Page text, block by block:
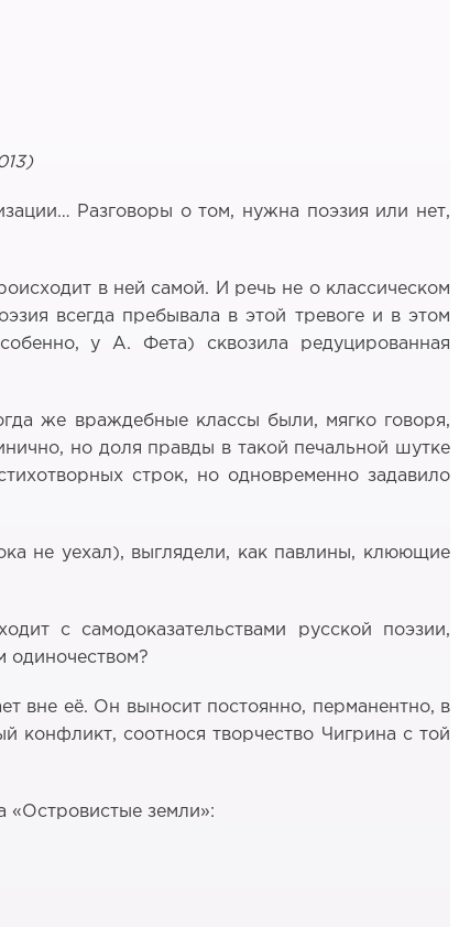
Разговоры о том, нужна поэзия или нет,
в ней самой. И речь не о классическом
всегда пребывала в этой тревоге и в этом
у А. Фета) сквозила редуцированная
же враждебные классы были, мягко говоря,
но доля правды в такой печальной шутке
строк, но одновременно задавило
не уехал), выглядели, как павлины, клюющие
с самодоказательствами русской поэзии,
одиночеством?
вне её. Он выносит постоянно, перманентно, в
конфликт, соотнося творчество Чигрина с той
«Островистые земли»: